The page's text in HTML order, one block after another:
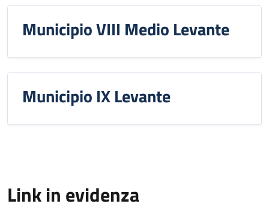
Municipio VIII Medio Levante
Municipio IX Levante
Link in evidenza